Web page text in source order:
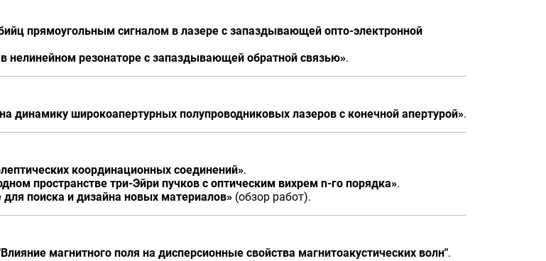
прямоугольным сигналом в лазере с запаздывающей опто-электронной
нелинейном резонаторе с запаздывающей обратной связью».
динамику широкоапертурных полупроводниковых лазеров с конечной апертурой».
координационных соединений».
пространстве три-Эйри пучков с оптическим вихрем n-го порядка».
поиска и дизайна новых материалов» (обзор работ).
магнитного поля на дисперсионные свойства магнитоакустических волн".